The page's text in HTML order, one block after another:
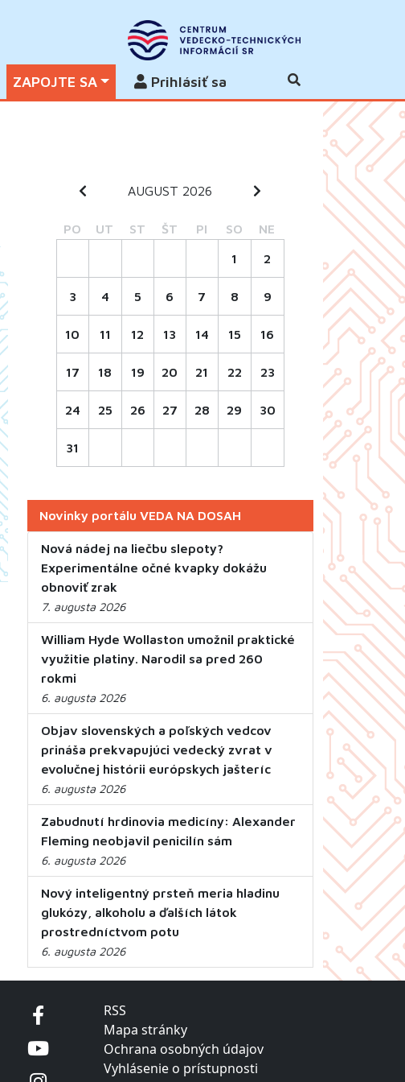
ZAPOJTE SA Prihlásiť sa
AUGUST 2026
PO UT ST ŠT PI SO NE
1 2
3 4 5 6 7 8 9
10 11 12 13 14 15 16
17 18 19 20 21 22 23
24 25 26 27 28 29 30
31
Novinky portálu VEDA NA DOSAH
Nová nádej na liečbu slepoty?
Experimentálne očné kvapky dokážu
obnoviť zrak
7. augusta 2026
William Hyde Wollaston umožnil praktické
využitie platiny. Narodil sa pred 260
rokmi
6. augusta 2026
Objav slovenských a poľských vedcov
prináša prekvapujúci vedecký zvrat v
evolučnej histórii európskych jašteríc
6. augusta 2026
Zabudnutí hrdinovia medicíny: Alexander
Fleming neobjavil penicilín sám
6. augusta 2026
Nový inteligentný prsteň meria hladinu
glukózy, alkoholu a ďalších látok
prostredníctvom potu
6. augusta 2026
RSS
Mapa stránky
Ochrana osobných údajov
Vyhlásenie o prístupnosti